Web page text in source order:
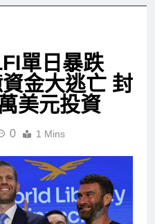
單日暴跌
金大逃亡 封
美元投資
0 1 Mins